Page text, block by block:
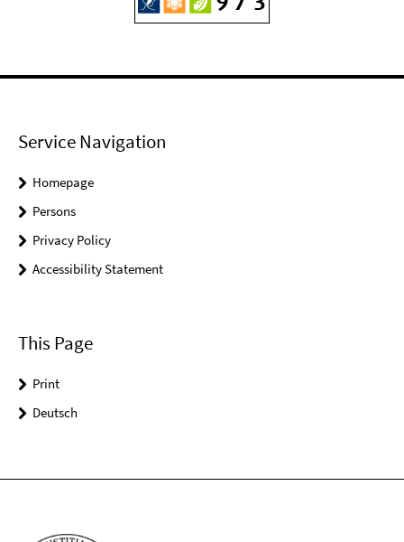
Service Navigation
Homepage
Persons
Privacy Policy
Accessibility Statement
This Page
Print
Deutsch